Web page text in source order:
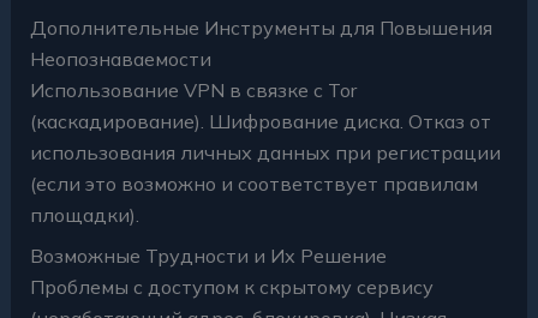
Дополнительные Инструменты для Повышения
Неопознаваемости
Использование VPN в связке с Tor
(каскадирование). Шифрование диска. Отказ от
использования личных данных при регистрации
(если это возможно и соответствует правилам
площадки).
Возможные Трудности и Их Решение
Проблемы с доступом к скрытому сервису